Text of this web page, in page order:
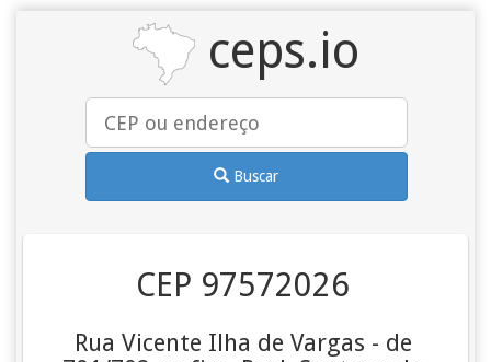
ceps.io
Buscar
CEP 97572026
Rua Vicente Ilha de Vargas - de